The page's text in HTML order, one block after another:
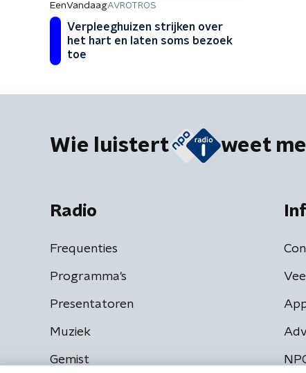
EenVandaagAVROTROS
Verpleeghuizen strijken over
het hart en laten soms bezoek
toe
Wie luistert weet
Radio
Frequenties
Programma's
Presentatoren
Muziek
Gemist